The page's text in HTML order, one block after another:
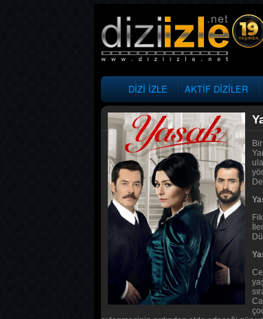
DİZİ İZLE AKTİF DİZİLER